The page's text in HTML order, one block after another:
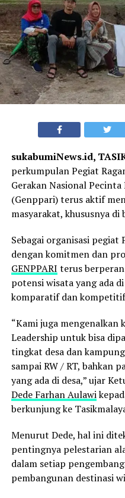
sukabumiNews.id,
perkumpulan Pegiat
Gerakan Nasional
(Genppari) terus aktif
masyarakat, khususnya di
Sebagai organisasi
dengan komitmen dan
GENPPARI terus
potensi wisata yang ada
komparatif dan
“Kami juga mengenalkan
Leadership untuk bisa
tingkat desa dan
sampai RW / RT, bahkan
yang ada di desa,” ujar
Dede Farhan Aulawi
berkunjung ke
Menurut Dede, hal ini
pentingnya pelestarian
dalam setiap
pembangunan destinasi